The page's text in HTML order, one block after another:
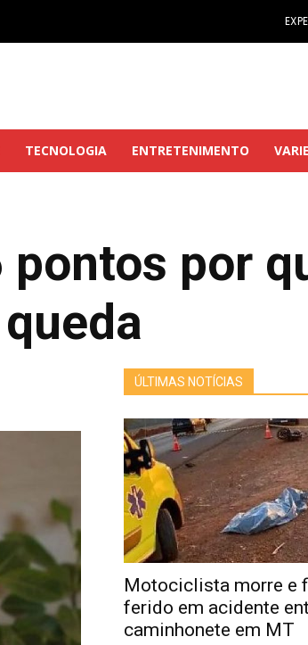
TECNOLOGIA ENTRETENIMENTO
por
ÚLTIMAS NOTÍCIAS
Motociclista morre e
ferido em acidente
caminhonete em MT